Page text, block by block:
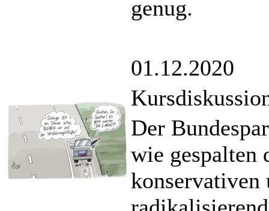
genug.
01.12.2020
Der
wie gespalten